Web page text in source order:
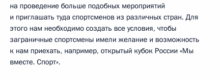
на проведение больше подобных мероприятий
и приглашать туда спортсменов из различных стран. Для
этого нам необходимо создать все условия, чтобы
заграничные спортсмены имели желание и возможность
к нам приехать, например, открытый кубок России «Мы
вместе. Спорт».